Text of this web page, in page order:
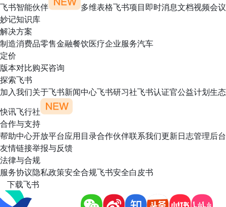
飞书智能伙伴
多维表格飞书项目即时消息文档视频会议
妙记知识库
解决方案
制造消费品零售金融餐饮医疗企业服务汽车
定价
版本对比购买咨询
探索飞书
加入我们关于飞书新闻中心飞书研习社飞书认证官公益计划生态
快讯飞行社
合作与支持
帮助中心开放平台应用目录合作伙伴联系我们更新日志管理后台
友情链接举报与反馈
法律与合规
服务协议隐私政策安全合规飞书安全白皮书
下载飞书